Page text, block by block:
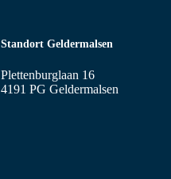
Standort Geldermalsen
Plettenburglaan 16
4191 PG Geldermalsen